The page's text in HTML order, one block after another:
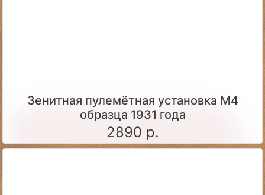
Зенитная пулемётная установка М4
образца 1931 года
2890 р.